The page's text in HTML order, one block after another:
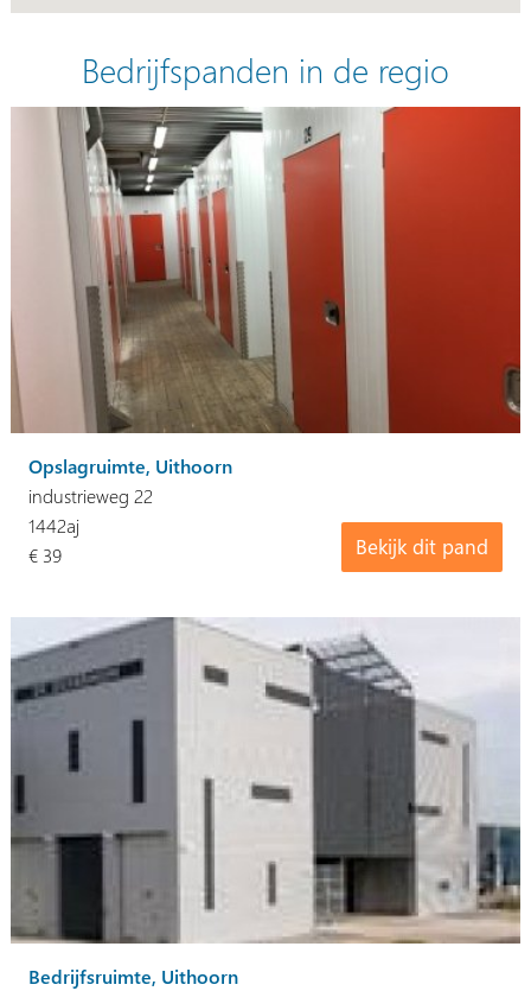
Bedrijfspanden in de regio
Opslagruimte, Uithoorn
industrieweg 22
Bekijk dit pand
1442aj
€ 39
Bedrijfsruimte, Uithoorn